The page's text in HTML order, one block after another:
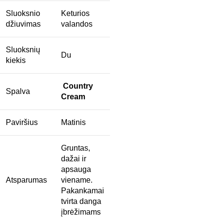
Sluoksnio
džiuvimas
Keturios
valandos
Sluoksnių
kiekis
Du
Spalva
Country
Cream
Paviršius Matinis
Atsparumas
Gruntas,
dažai ir
apsauga
viename.
Pakankamai
tvirta danga
įbrėžimams